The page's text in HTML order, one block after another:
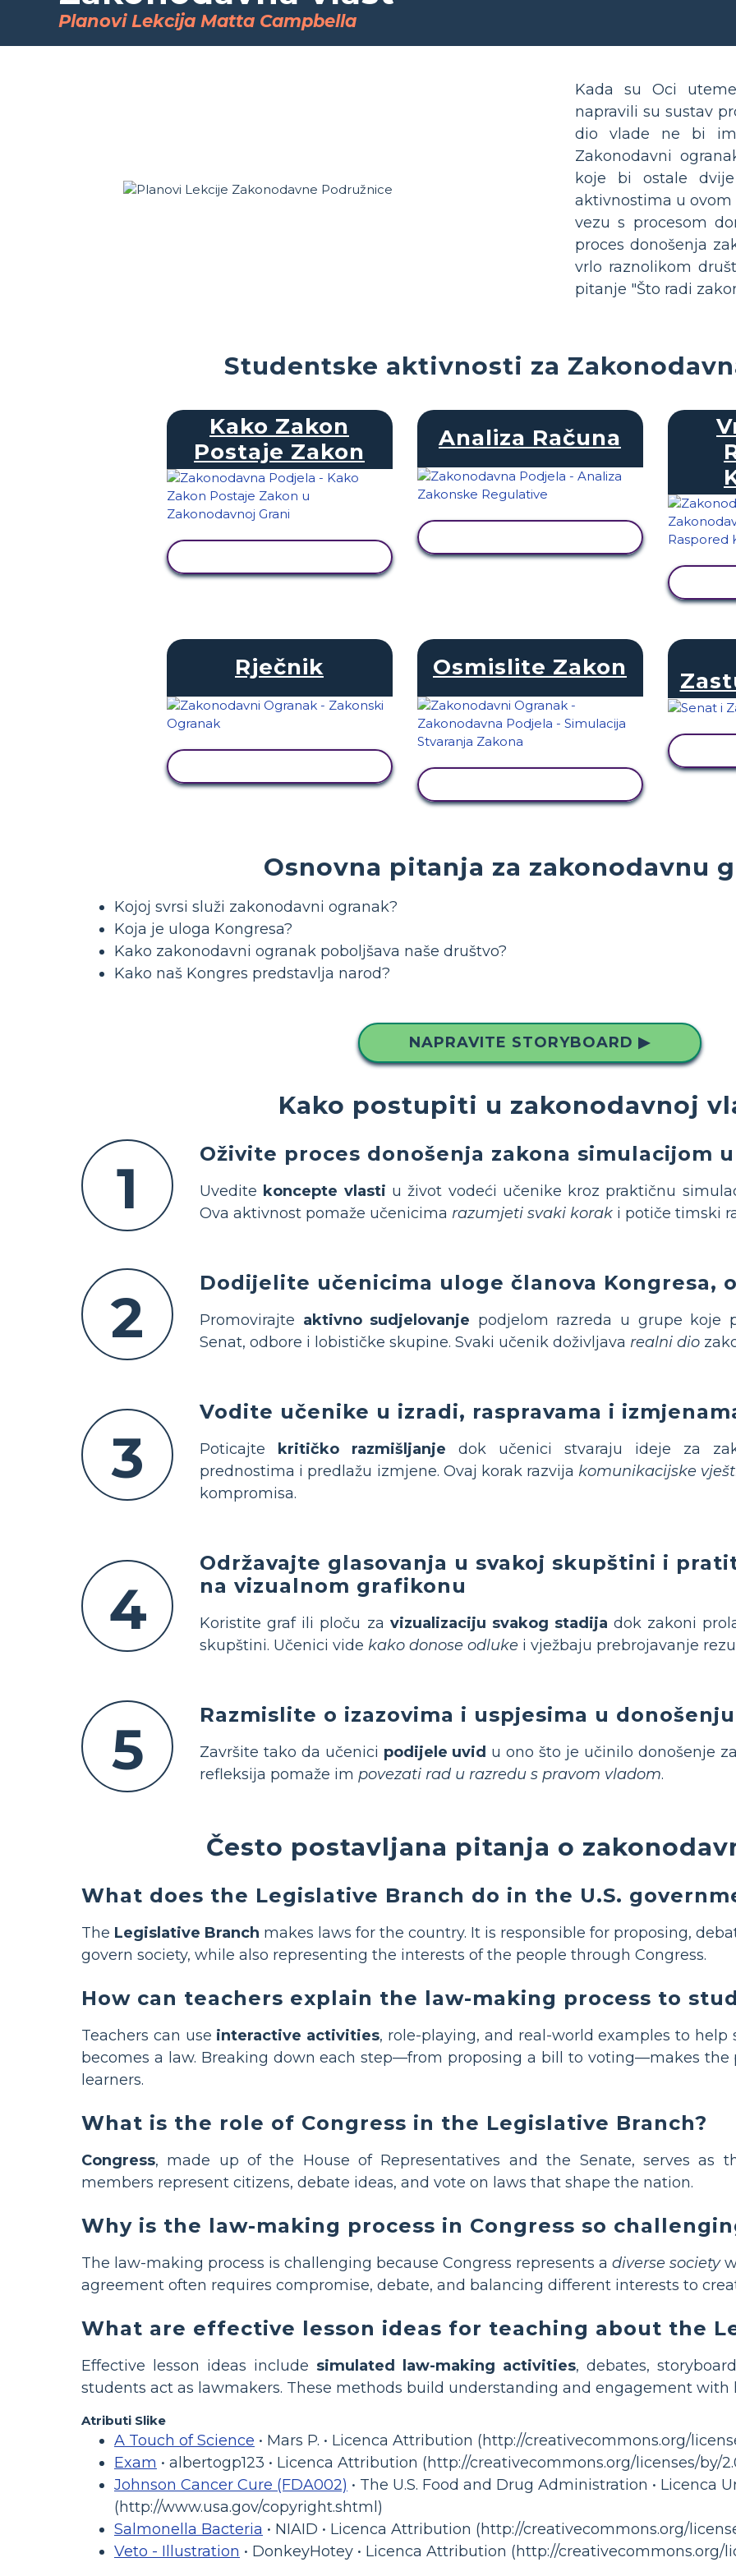
Planovi Lekcija Matta Campbella
Kada su Oci
napravili su sustav
dio vlade ne bi
Zakonodavni
koje bi ostale
aktivnostima u
vezu s procesom
proces donošenja
vrlo raznolikom
pitanje "Što radi
Studentske aktivnosti za
Kako Zakon
Postaje Zakon
Analiza Računa
Rječnik Osmislite Zakon
Osnovna pitanja za zakonodavnu
Kojoj svrsi služi zakonodavni ogranak?
Koja je uloga Kongresa?
Kako zakonodavni ogranak poboljšava naše društvo?
Kako naš Kongres predstavlja narod?
NAPRAVITE STORYBOARD ▶
Kako postupiti u zakonodavnoj
1
Oživite proces donošenja zakona simulacijom
Uvedite koncepte vlasti u život vodeći učenike kroz praktičnu
Ova aktivnost pomaže učenicima razumjeti svaki korak i potiče timski
2
Dodijelite učenicima uloge članova Kongresa,
Promovirajte aktivno sudjelovanje podjelom razreda u grupe koje
Senat, odbore i lobističke skupine. Svaki učenik doživljava realni dio
3
Vodite učenike u izradi, raspravama i
Poticajte kritičko razmišljanje dok učenici stvaraju ideje za
prednostima i predlažu izmjene. Ovaj korak razvija komunikacijske
kompromisa.
4
Održavajte glasovanja u svakoj skupštini i
na vizualnom grafikonu
Koristite graf ili ploču za vizualizaciju svakog stadija dok zakoni
skupštini. Učenici vide kako donose odluke i vježbaju prebrojavanje
5
Razmislite o izazovima i uspjesima u
Završite tako da učenici podijele uvid u ono što je učinilo donošenje
refleksija pomaže im povezati rad u razredu s pravom vladom.
Često postavljana pitanja o
What does the Legislative Branch do in the U.S.
The Legislative Branch makes laws for the country. It is responsible for proposing,
govern society, while also representing the interests of the people through Congress.
How can teachers explain the law-making process to
Teachers can use interactive activities, role-playing, and real-world examples to help
becomes a law. Breaking down each step—from proposing a bill to voting—makes the
learners.
What is the role of Congress in the Legislative Branch?
Congress, made up of the House of Representatives and the Senate, serves as
members represent citizens, debate ideas, and vote on laws that shape the nation.
Why is the law-making process in Congress so
The law-making process is challenging because Congress represents a diverse society
agreement often requires compromise, debate, and balancing different interests to
What are effective lesson ideas for teaching about the
Effective lesson ideas include simulated law-making activities, debates,
students act as lawmakers. These methods build understanding and engagement with
Atributi Slike
A Touch of Science • Mars P. • Licenca Attribution (http://creativecommons.org/
Exam • albertogp123 • Licenca Attribution (http://creativecommons.org/licenses/by/
Johnson Cancer Cure (FDA002) • The U.S. Food and Drug Administration • Licenca
(http://www.usa.gov/copyright.shtml)
Salmonella Bacteria • NIAID • Licenca Attribution (http://creativecommons.org/
Veto - Illustration • DonkeyHotey • Licenca Attribution (http://creativecommons.org/